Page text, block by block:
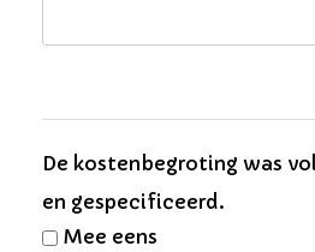
De kostenbegroting was
en gespecificeerd.
Mee eens